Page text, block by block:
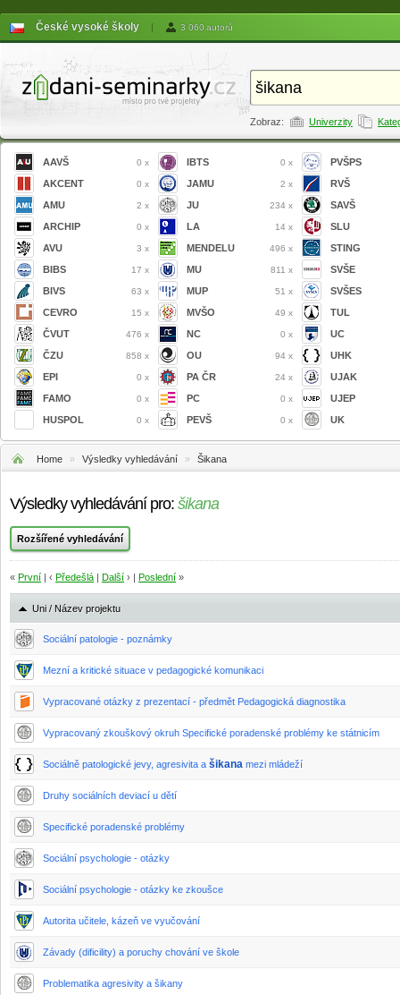
České vysoké školy | 3 060 autorů
Zobraz: Univerzity
AAVŠ 0 x
AKCENT 0 x
AMU 2 x
ARCHIP 0 x
AVU 3 x
BIBS 17 x
BIVS 63 x
CEVRO 15 x
ČVUT 476 x
ČZU 858 x
EPI 0 x
FAMO 0 x
HUSPOL 0 x
IBTS 0 x
JAMU 2 x
JU 234 x
LA 14 x
MENDELU 496 x
MU 811 x
MUP 51 x
MVŠO 49 x
NC 0 x
OU 94 x
PA ČR 24 x
PC 0 x
PEVŠ 0 x
PVŠPS
RVŠ
SAVŠ
SLU
STING
SVŠE
SVŠES
TUL
UC
UHK
UJAK
UJEP
UK
Home » Výsledky vyhledávání » Šikana
Výsledky vyhledávání pro: šikana
« První | ‹ Předešlá | Další › | Poslední »
Uni / Název projektu
Sociální patologie - poznámky
Mezní a kritické situace v pedagogické komunikaci
Vypracované otázky z prezentací - předmět Pedagogická diagnostika
Vypracovaný zkouškový okruh Specifické poradenské problémy ke státnicím
Sociálně patologické jevy, agresivita a šikana mezi mládeží
Druhy sociálních deviací u dětí
Specifické poradenské problémy
Sociální psychologie - otázky
Sociální psychologie - otázky ke zkoušce
Autorita učitele, kázeň ve vyučování
Závady (dificility) a poruchy chování ve škole
Problematika agresivity a šikany